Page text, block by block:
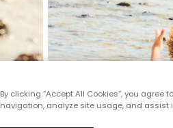
By clicking “Accept All Cookies”, you
navigation, analyze site usage, and assist